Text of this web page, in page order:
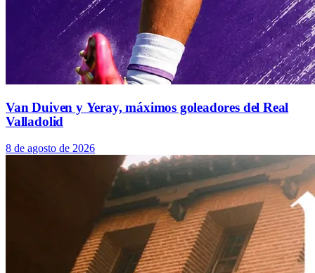
Van Duiven y Yeray, máximos goleadores del Real
Valladolid
8 de agosto de 2026